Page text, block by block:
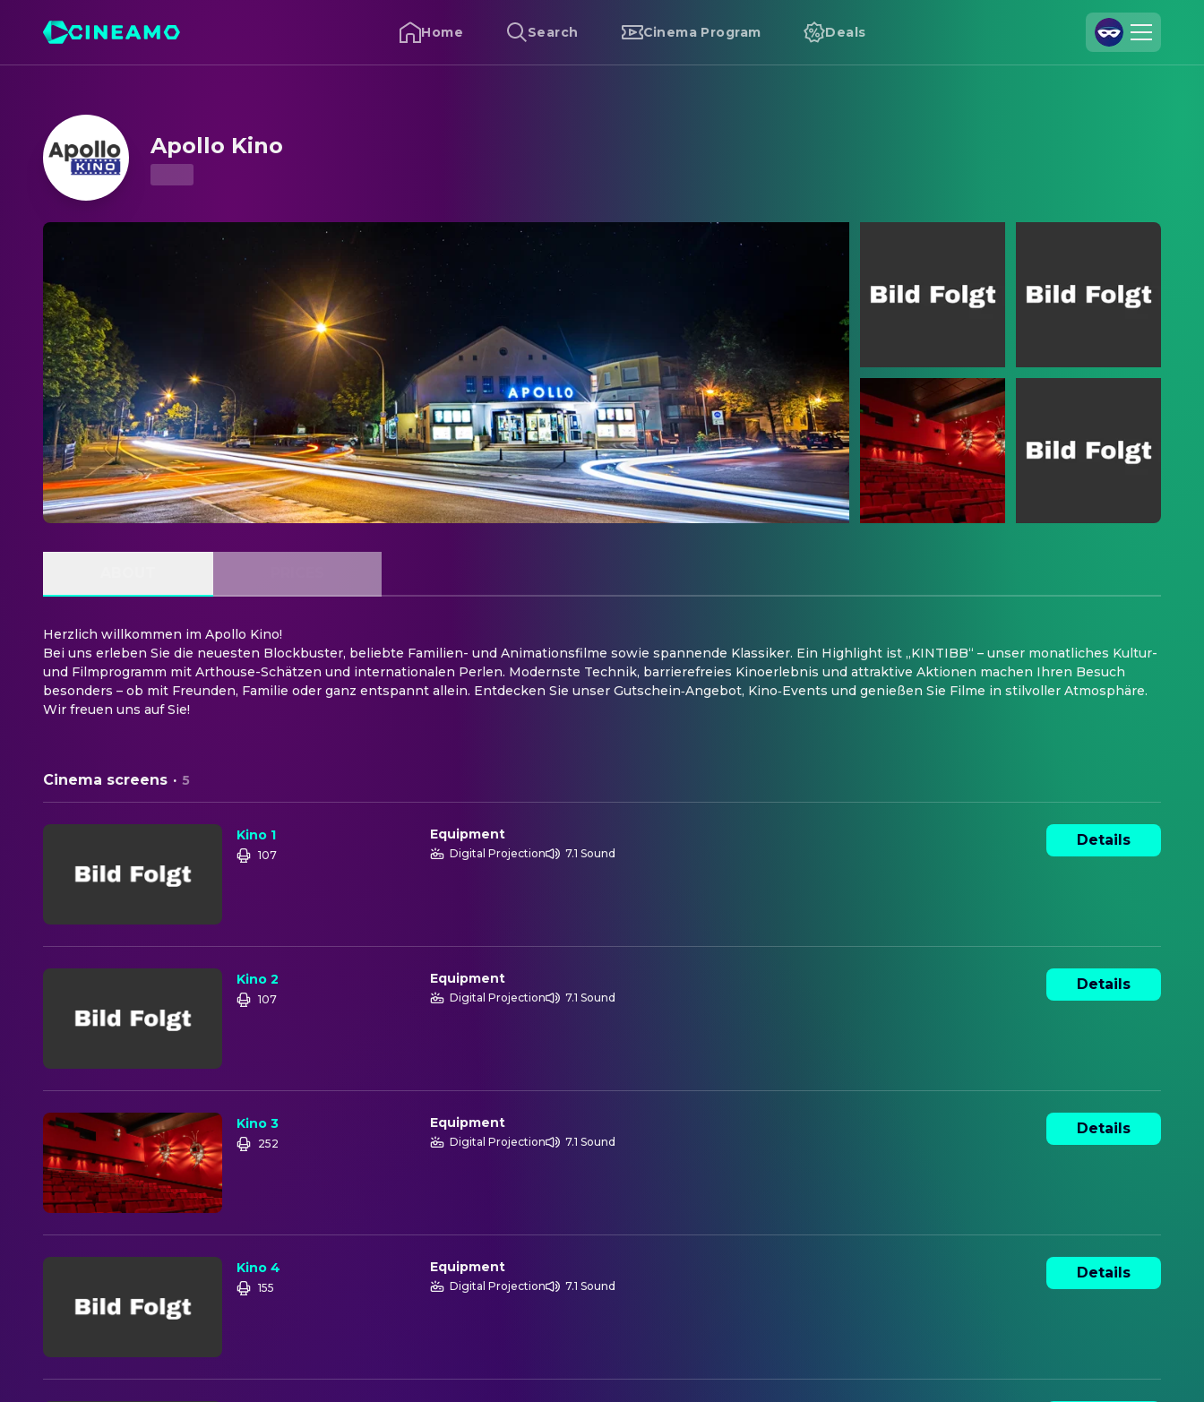
Home Search Cinema Program Deals
Apollo Kino
Herzlich willkommen im Apollo Kino!
Bei uns erleben Sie die neuesten Blockbuster, beliebte Familien- und Animationsfilme sowie spannende Klassiker. Ein Highlight ist „KINTIBB“ – unser monatliches Kultur-
und Filmprogramm mit Arthouse-Schätzen und internationalen Perlen. Modernste Technik, barrierefreies Kinoerlebnis und attraktive Aktionen machen Ihren Besuch
besonders – ob mit Freunden, Familie oder ganz entspannt allein. Entdecken Sie unser Gutschein‑Angebot, Kino‑Events und genießen Sie Filme in stilvoller Atmosphäre.
Wir freuen uns auf Sie!
Cinema screens · 5
Kino 1
107
Equipment
Digital Projection 7.1 Sound
Details
Kino 2
107
Equipment
Digital Projection 7.1 Sound
Details
Kino 3
252
Equipment
Digital Projection 7.1 Sound
Details
Kino 4
155
Equipment
Digital Projection 7.1 Sound
Details